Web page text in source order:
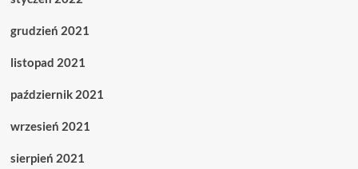
grudzień 2021
listopad 2021
październik 2021
wrzesień 2021
sierpień 2021